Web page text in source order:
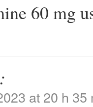
60 mg
at 20 h 35